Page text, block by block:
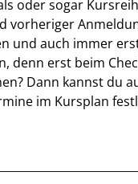
oder sogar
vorheriger
und auch immer
denn erst beim
Dann kannst du
im Kursplan